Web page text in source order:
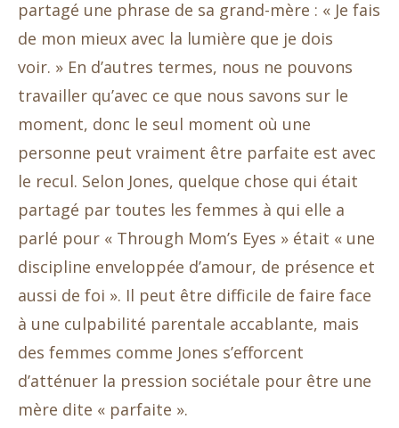
partagé une phrase de sa grand-mère : « Je fais
de mon mieux avec la lumière que je dois
voir. » En d’autres termes, nous ne pouvons
travailler qu’avec ce que nous savons sur le
moment, donc le seul moment où une
personne peut vraiment être parfaite est avec
le recul. Selon Jones, quelque chose qui était
partagé par toutes les femmes à qui elle a
parlé pour « Through Mom’s Eyes » était « une
discipline enveloppée d’amour, de présence et
aussi de foi ». Il peut être difficile de faire face
à une culpabilité parentale accablante, mais
des femmes comme Jones s’efforcent
d’atténuer la pression sociétale pour être une
mère dite « parfaite ».